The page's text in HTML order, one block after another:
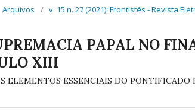
Arquivos / v. 15 n. 27 (2021): Frontistés - Revista
PAPAL NO
XIII
ELEMENTOS ESSENCIAIS DO